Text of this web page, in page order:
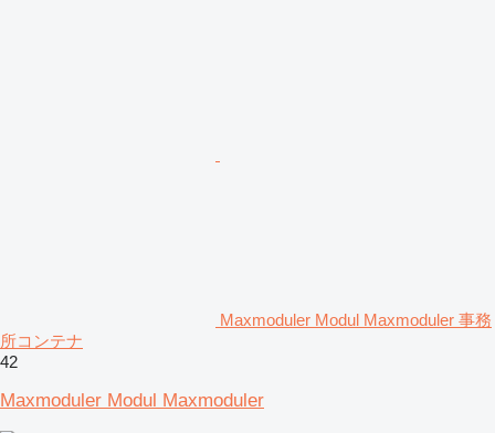
Maxmoduler Modul Maxmoduler 事務
所コンテナ
42
Maxmoduler Modul Maxmoduler